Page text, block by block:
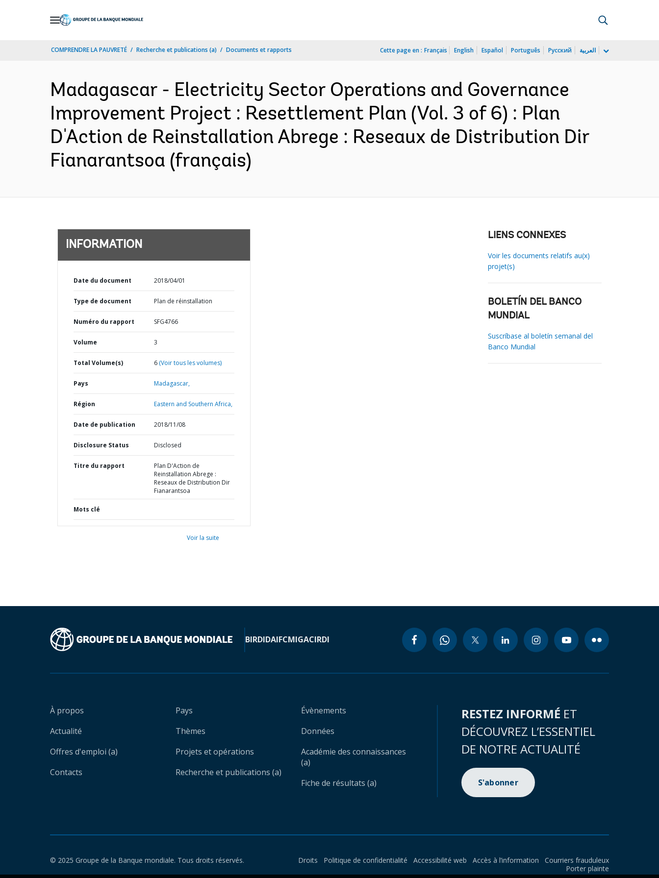
COMPRENDRE LA PAUVRETÉ Recherche et publications (a) Documents et rapports Cette page en : Français English Español Português Русский العربية
Madagascar - Electricity Sector Operations and Governance
Improvement Project : Resettlement Plan (Vol. 3 of 6) : Plan
D'Action de Reinstallation Abrege : Reseaux de Distribution Dir
Fianarantsoa (français)
INFORMATION
Date du document 2018/04/01
Type de document Plan de réinstallation
Numéro du rapport SFG4766
Volume 3
Total Volume(s) 6 (Voir tous les volumes)
Pays Madagascar,
Région Eastern and Southern Africa,
Date de publication 2018/11/08
Disclosure Status Disclosed
Titre du rapport
Plan D'Action de
Reinstallation Abrege :
Reseaux de Distribution Dir
Fianarantsoa
Mots clé
Voir la suite
LIENS CONNEXES
Voir les documents relatifs au(x)
projet(s)
BOLETÍN DEL BANCO
MUNDIAL
Suscríbase al boletín semanal del
Banco Mundial
BIRDIDAIFCMIGACIRDI
À propos
Actualité
Offres d'emploi (a)
Contacts
Pays
Thèmes
Projets et opérations
Recherche et publications (a)
Évènements
Données
Académie des connaissances
(a)
Fiche de résultats (a)
RESTEZ INFORMÉ ET
DÉCOUVREZ L’ESSENTIEL
DE NOTRE ACTUALITÉ
S'abonner
© 2025 Groupe de la Banque mondiale. Tous droits réservés. Droits Politique de confidentialité Accessibilité web Accès à l’information
Courriers frauduleux
Porter plainte